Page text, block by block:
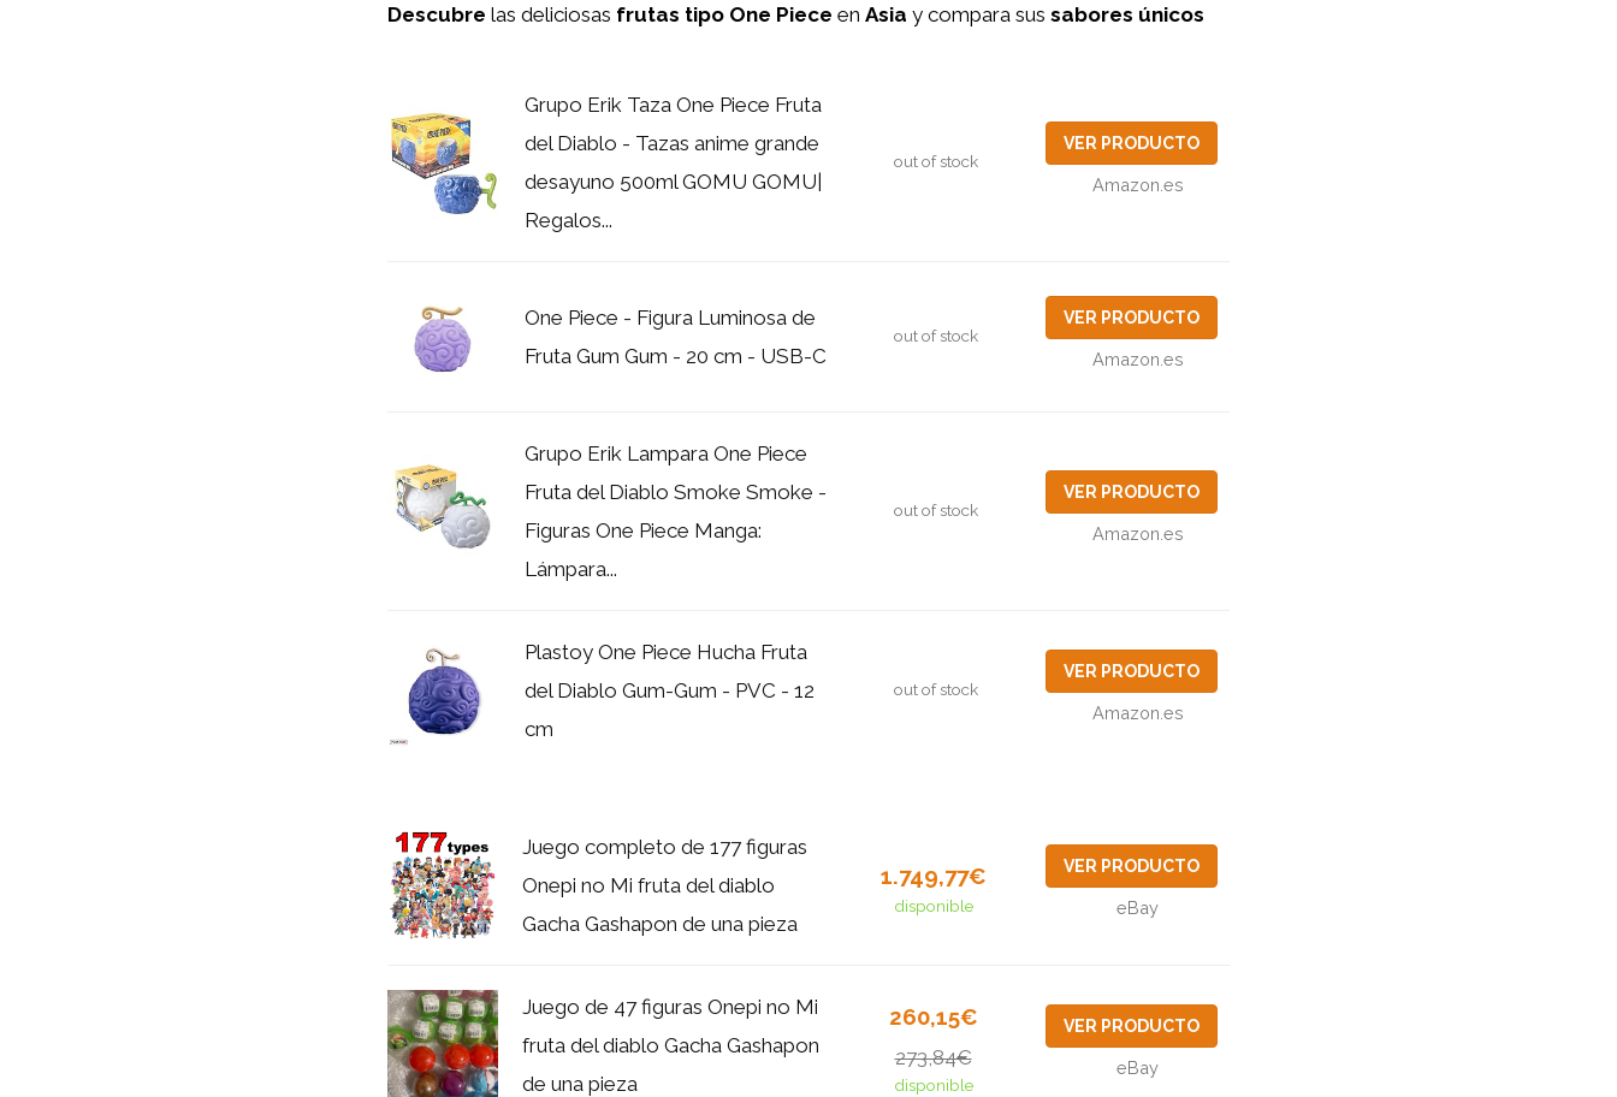
Descubre las deliciosas frutas tipo One Piece en Asia y compara sus sabores únicos
Grupo Erik Taza One Piece Fruta
del Diablo - Tazas anime grande
desayuno 500ml GOMU GOMU|
Regalos...
out of stock
VER PRODUCTO
Amazon.es
One Piece - Figura Luminosa de
Fruta Gum Gum - 20 cm - USB-C
out of stock
VER PRODUCTO
Amazon.es
Grupo Erik Lampara One Piece
Fruta del Diablo Smoke Smoke -
Figuras One Piece Manga:
Lámpara...
out of stock
VER PRODUCTO
Amazon.es
Plastoy One Piece Hucha Fruta
del Diablo Gum-Gum - PVC - 12
cm
out of stock
VER PRODUCTO
Amazon.es
Juego completo de 177 figuras
Onepi no Mi fruta del diablo
Gacha Gashapon de una pieza
1.749,77€
disponible
VER PRODUCTO
eBay
Juego de 47 figuras Onepi no Mi
fruta del diablo Gacha Gashapon
de una pieza
260,15€
273,84€
disponible
VER PRODUCTO
eBay